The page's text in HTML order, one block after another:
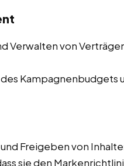
Verwalten von
Kampagnenbudgets
Freigeben von
sie den